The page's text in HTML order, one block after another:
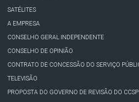
SATÉLITES
A EMPRESA
CONSELHO GERAL INDEPENDENTE
CONSELHO DE OPINIÃO
CONTRATO DE CONCESSÃO DO SERVIÇO
TELEVISÃO
PROPOSTA DO GOVERNO DE REVISÃO DO CCSP